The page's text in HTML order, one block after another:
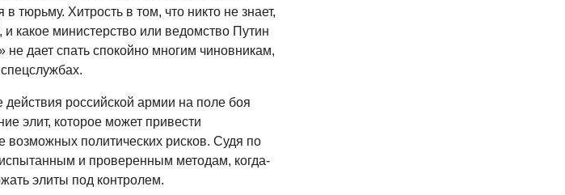
тюрьму. Хитрость в том, что никто не знает,
какое министерство или ведомство Путин
не дает спать спокойно многим чиновникам,
российской армии на поле боя
элит, которое может привести
возможных политических рисков. Судя по
и проверенным методам, когда-
элиты под контролем.